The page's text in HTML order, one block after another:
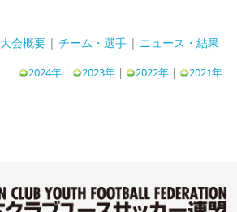
大会概要| チーム・選手| ニュース・結果
2024年| 2023年| 2022年| 2021年